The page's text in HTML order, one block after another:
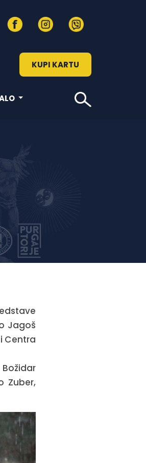
KUPI KARTU
Jagoš
Centra
Zuber,